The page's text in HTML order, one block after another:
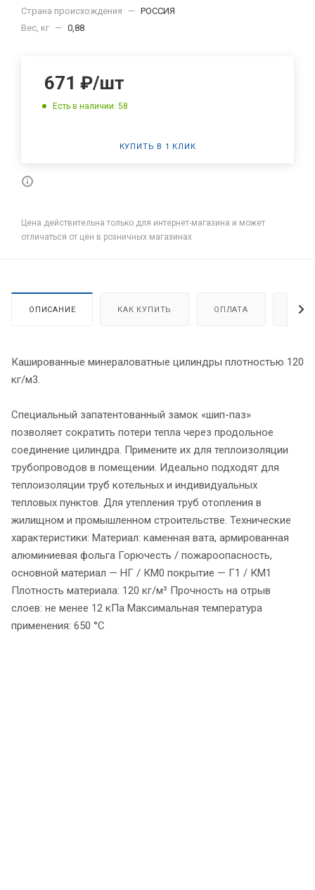
Страна происхождения
— РОССИЯ
Вес, кг — 0,88
671 ₽/шт
Есть в наличии: 58
КУПИТЬ В 1 КЛИК
Цена действительна только для интернет-магазина и может
отличаться от цен в розничных магазинах
ОПИСАНИЕ КАК КУПИТЬ ОПЛАТА
Кашированные минераловатные цилиндры плотностью 120
кг/м3.
Специальный запатентованный замок «шип-паз»
позволяет сократить потери тепла через продольное
соединение цилиндра. Примените их для теплоизоляции
трубопроводов в помещении. Идеально подходят для
теплоизоляции труб котельных и индивидуальных
тепловых пунктов. Для утепления труб отопления в
жилищном и промышленном строительстве. Технические
характеристики: Материал: каменная вата, армированная
алюминиевая фольга Горючесть / пожароопасность,
основной материал — НГ / КМ0 покрытие — Г1 / КМ1
Плотность материала: 120 кг/м³ Прочность на отрыв
слоев: не менее 12 кПа Максимальная температура
применения: 650 °C